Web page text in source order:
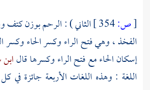
[ص:
الثاني ) : الرحم بوزن كتف
الفخذ ، وهي فتح الراء وكسر الحاء وكسر
إسكان الحاء مع فتح الراء وكسرها قال
اللغة : وهذه اللغات الأربعة جائزة في